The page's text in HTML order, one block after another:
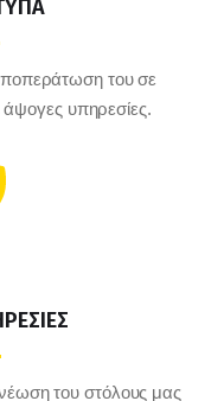
του σε
υπηρεσίες.
του στόλους μας